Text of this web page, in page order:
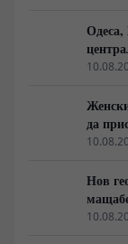
да
от
Нов